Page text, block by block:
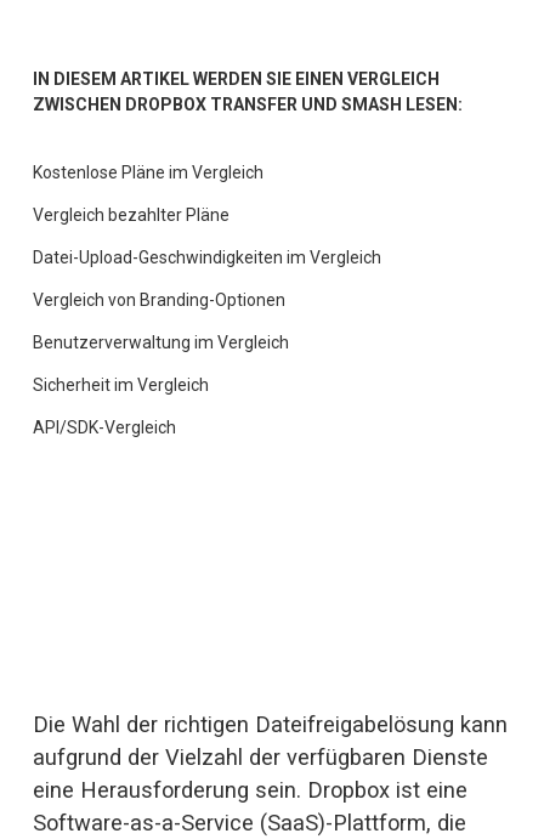
IN DIESEM ARTIKEL WERDEN SIE EINEN VERGLEICH
ZWISCHEN DROPBOX TRANSFER UND SMASH LESEN:
Kostenlose Pläne im Vergleich
Vergleich bezahlter Pläne
Datei-Upload-Geschwindigkeiten im Vergleich
Vergleich von Branding-Optionen
Benutzerverwaltung im Vergleich
Sicherheit im Vergleich
API/SDK-Vergleich
Die Wahl der richtigen Dateifreigabelösung kann
aufgrund der Vielzahl der verfügbaren Dienste
eine Herausforderung sein. Dropbox ist eine
Software-as-a-Service (SaaS)-Plattform, die